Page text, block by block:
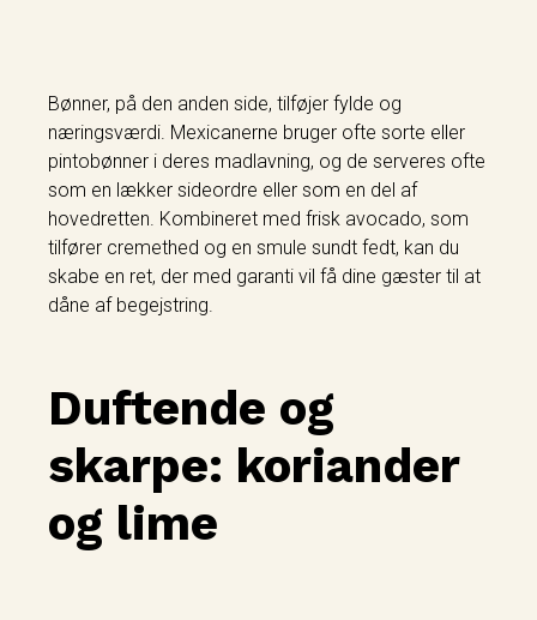
Bønner, på den anden side, tilføjer fylde og
næringsværdi. Mexicanerne bruger ofte sorte eller
pintobønner i deres madlavning, og de serveres ofte
som en lækker sideordre eller som en del af
hovedretten. Kombineret med frisk avocado, som
tilfører cremethed og en smule sundt fedt, kan du
skabe en ret, der med garanti vil få dine gæster til at
dåne af begejstring.
Duftende og
skarpe: koriander
og lime